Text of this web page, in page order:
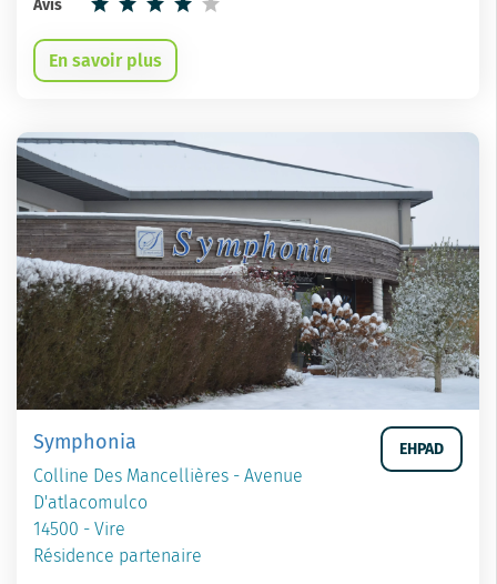
Avis
En savoir plus
Symphonia
Colline Des Mancellières - Avenue
D'atlacomulco
14500 - Vire
Résidence partenaire
EHPAD